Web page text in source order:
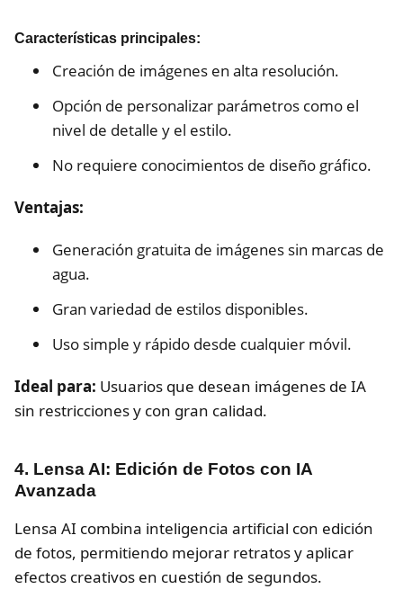
Características principales:
Creación de imágenes en alta resolución.
Opción de personalizar parámetros como el
nivel de detalle y el estilo.
No requiere conocimientos de diseño gráfico.
Ventajas:
Generación gratuita de imágenes sin marcas de
agua.
Gran variedad de estilos disponibles.
Uso simple y rápido desde cualquier móvil.
Ideal para: Usuarios que desean imágenes de IA
sin restricciones y con gran calidad.
4. Lensa AI: Edición de Fotos con IA
Avanzada
Lensa AI combina inteligencia artificial con edición
de fotos, permitiendo mejorar retratos y aplicar
efectos creativos en cuestión de segundos.